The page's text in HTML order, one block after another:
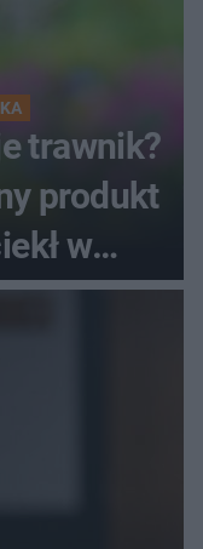
trawnik?
produkt
w